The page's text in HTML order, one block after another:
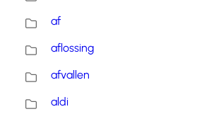
af
aflossing
afvallen
aldi